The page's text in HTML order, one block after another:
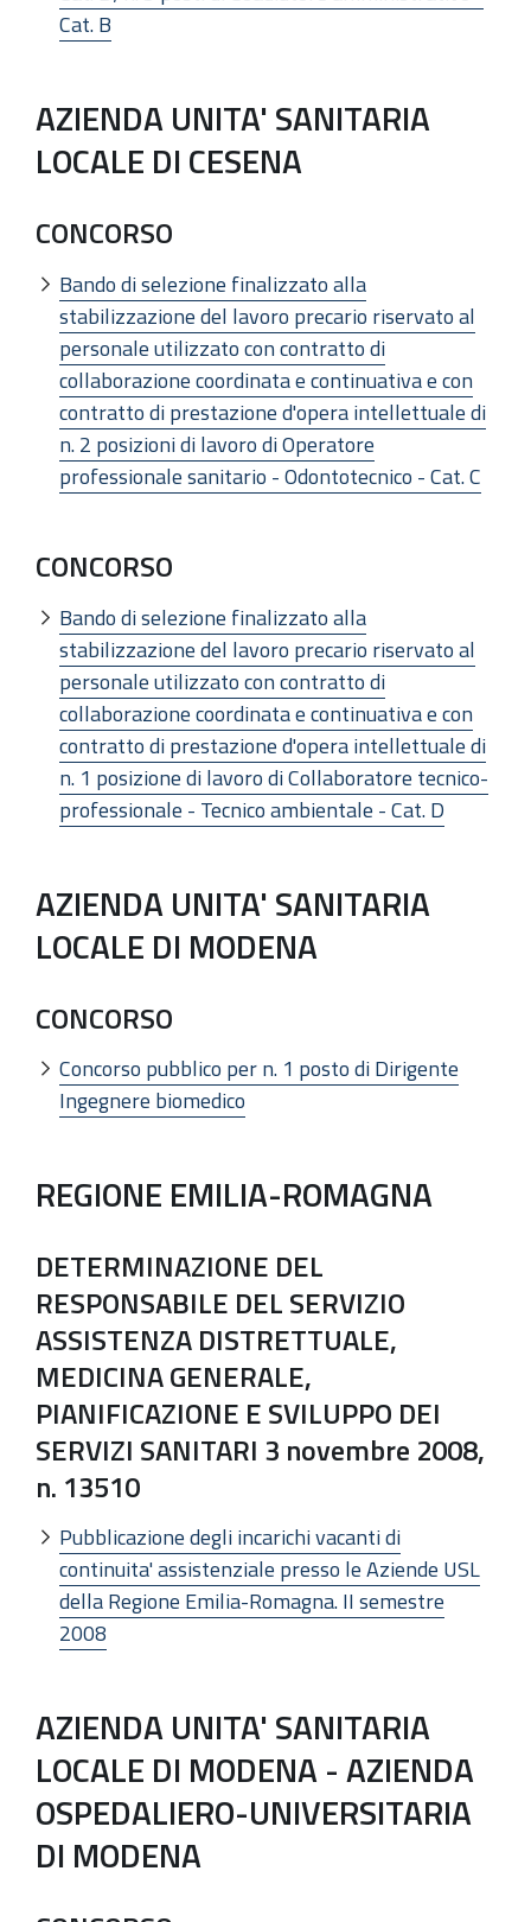
Cat. B
AZIENDA UNITA' SANITARIA
LOCALE DI CESENA
CONCORSO
Bando di selezione finalizzato alla
stabilizzazione del lavoro precario riservato al
personale utilizzato con contratto di
collaborazione coordinata e continuativa e con
contratto di prestazione d'opera intellettuale di
n. 2 posizioni di lavoro di Operatore
professionale sanitario - Odontotecnico - Cat. C
CONCORSO
Bando di selezione finalizzato alla
stabilizzazione del lavoro precario riservato al
personale utilizzato con contratto di
collaborazione coordinata e continuativa e con
contratto di prestazione d'opera intellettuale di
n. 1 posizione di lavoro di Collaboratore tecnico-
professionale - Tecnico ambientale - Cat. D
AZIENDA UNITA' SANITARIA
LOCALE DI MODENA
CONCORSO
Concorso pubblico per n. 1 posto di Dirigente
Ingegnere biomedico
REGIONE EMILIA-ROMAGNA
DETERMINAZIONE DEL
RESPONSABILE DEL SERVIZIO
ASSISTENZA DISTRETTUALE,
MEDICINA GENERALE,
PIANIFICAZIONE E SVILUPPO DEI
SERVIZI SANITARI 3 novembre 2008,
n. 13510
Pubblicazione degli incarichi vacanti di
continuita' assistenziale presso le Aziende USL
della Regione Emilia-Romagna. II semestre
2008
AZIENDA UNITA' SANITARIA
LOCALE DI MODENA - AZIENDA
OSPEDALIERO-UNIVERSITARIA
DI MODENA